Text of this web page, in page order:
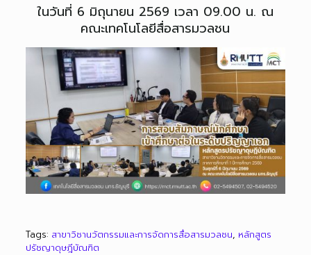
ในวันที่ 6 มิถุนายน 2569 เวลา 09.00 น. ณ
คณะเทคโนโลยีสื่อสารมวลชน
Tags: สาขาวิชานวัตกรรมและการจัดการสื่อสารมวลชน, หลักสูตร
ปรัชญาดุษฎีบัณฑิต